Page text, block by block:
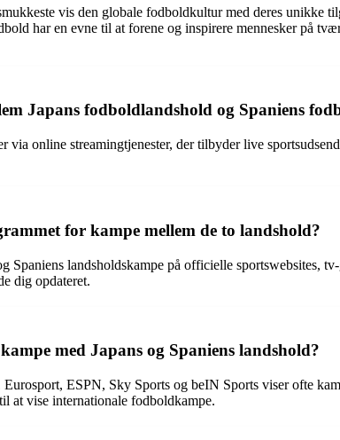
vis den globale fodboldkultur med deres
har en evne til at forene og inspirere mennesker på
Japans fodboldlandshold og Spaniens
via online streamingtjenester, der tilbyder live
for kampe mellem de to landshold?
Spaniens landsholdskampe på officielle sportswebsites,
dig opdateret.
med Japans og Spaniens landshold?
ESPN, Sky Sports og beIN Sports viser ofte
at vise internationale fodboldkampe.